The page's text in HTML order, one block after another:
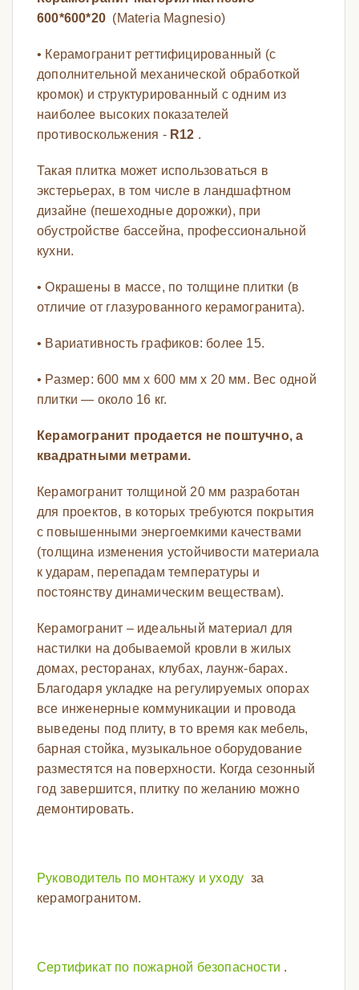
600*600*20 (Materia Magnesio)
• Керамогранит реттифицированный (с
дополнительной механической обработкой
кромок) и структурированный с одним из
наиболее высоких показателей
противоскольжения - R12 .
Такая плитка может использоваться в
экстерьерах, в том числе в ландшафтном
дизайне (пешеходные дорожки), при
обустройстве бассейна, профессиональной
кухни.
• Окрашены в массе, по толщине плитки (в
отличие от глазурованного керамогранита).
• Вариативность графиков: более 15.
• Размер: 600 мм х 600 мм х 20 мм. Вес одной
плитки — около 16 кг.
Керамогранит продается не поштучно, а
квадратными метрами.
Керамогранит толщиной 20 мм разработан
для проектов, в которых требуются покрытия
с повышенными энергоемкими качествами
(толщина изменения устойчивости материала
к ударам, перепадам температуры и
постоянству динамическим веществам).
Керамогранит – идеальный материал для
настилки на добываемой кровли в жилых
домах, ресторанах, клубах, лаунж-барах.
Благодаря укладке на регулируемых опорах
все инженерные коммуникации и провода
выведены под плиту, в то время как мебель,
барная стойка, музыкальное оборудование
разместятся на поверхности. Когда сезонный
год завершится, плитку по желанию можно
демонтировать.
Руководитель по монтажу и уходу за
керамогранитом.
Сертификат по пожарной безопасности .